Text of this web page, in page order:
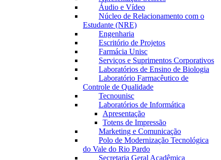
Áudio e Vídeo
Núcleo de Relacionamento com o
Estudante (NRE)
Engenharia
Escritório de Projetos
Farmácia Unisc
Serviços e Suprimentos Corporativos
Laboratórios de Ensino de Biologia
Laboratório Farmacêutico de
Controle de Qualidade
Tecnounisc
Laboratórios de Informática
Apresentação
Totens de Impressão
Marketing e Comunicação
Polo de Modernização Tecnológica
do Vale do Rio Pardo
Secretaria Geral Acadêmica